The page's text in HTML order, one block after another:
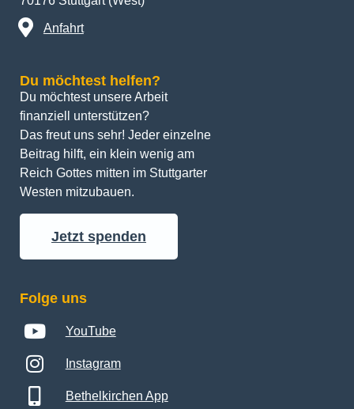
Anfahrt
Du möchtest helfen?
Du möchtest unsere Arbeit
finanziell unterstützen?
Das freut uns sehr! Jeder einzelne
Beitrag hilft, ein klein wenig am
Reich Gottes mitten im Stuttgarter
Westen mitzubauen.
Jetzt spenden
Folge uns
YouTube
Instagram
Bethelkirchen App